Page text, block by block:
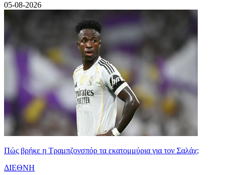
05-08-2026
Πώς βρήκε η Τραμπζονσπόρ τα εκατομμύρια για τον Σαλάχ;
ΔΙΕΘΝΗ